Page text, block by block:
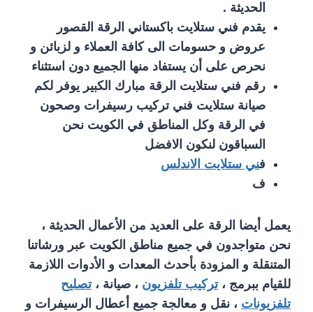
الحديثة .
يقدم فني ستلايت باكستاني الرقة القصور
عروض و حسومات الى كافة العملاء و لزبائن و
نحرص على أن يستفاد منها الجميع دون استثناء
رقم فني ستلايت الرقة مبارك الكبير يوفر لكم
صيانة ستلايت فني تركيب رسيفرات وصحون
في الرقة وكل المناطق في الكويت نحن
السباقون لنكون الافضل
فني ستلايت الاندلس
ف
يعمل أيضا الرقة على العديد من الأعمال الحديثة ،
نحن متواجدون في جميع مناطق الكويت عبر ورشاتنا
المتنقلة و المزودة بأحدث المعدات و الأدوات اللازمة
للقيام ببرمج ،تركيب تلفزيون ، صيانة ،تصليح
تلفزيونات ، نقل و معالجة جميع أعطال الرسيفرات و